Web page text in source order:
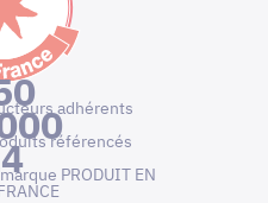
adhérents
référencés
PRODUIT EN